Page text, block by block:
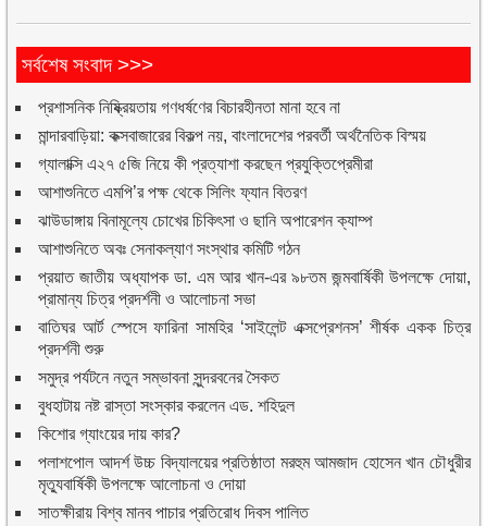
সর্বশেষ সংবাদ >>>
প্রশাসনিক নিষ্ক্রিয়তায় গণধর্ষণের বিচারহীনতা মানা হবে না
মান্দারবাড়িয়া: কক্সবাজারের বিকল্প নয়, বাংলাদেশের পরবর্তী অর্থনৈতিক বিস্ময়
গ্যালাক্সি এ২৭ ৫জি নিয়ে কী প্রত্যাশা করছেন প্রযুক্তিপ্রেমীরা
আশাশুনিতে এমপি’র পক্ষ থেকে সিলিং ফ্যান বিতরণ
ঝাউডাঙ্গায় বিনামূল্যে চোখের চিকিৎসা ও ছানি অপারেশন ক্যাম্প
আশাশুনিতে অবঃ সেনাকল্যাণ সংস্থার কমিটি গঠন
প্রয়াত জাতীয় অধ্যাপক ডা. এম আর খান-এর ৯৮তম জন্মবার্ষিকী উপলক্ষে দোয়া,
প্রামান্য চিত্র প্রদর্শনী ও আলোচনা সভা
বাতিঘর আর্ট স্পেসে ফারিনা সামহির ‘সাইলেন্ট এক্সপ্রেশনস’ শীর্ষক একক চিত্র
প্রদর্শনী শুরু
সমুদ্র পর্যটনে নতুন সম্ভাবনা সুন্দরবনের সৈকত
বুধহাটায় নষ্ট রাস্তা সংস্কার করলেন এড. শহিদুল
কিশোর গ্যাংয়ের দায় কার?
পলাশপোল আদর্শ উচ্চ বিদ্যালয়ের প্রতিষ্ঠাতা মরহুম আমজাদ হোসেন খান চৌধুরীর
মৃত্যুবার্ষিকী উপলক্ষে আলোচনা ও দোয়া
সাতক্ষীরায় বিশ্ব মানব পাচার প্রতিরোধ দিবস পালিত